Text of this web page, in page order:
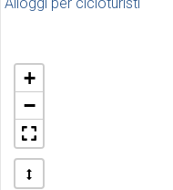
Alloggi per cicloturisti
+
−